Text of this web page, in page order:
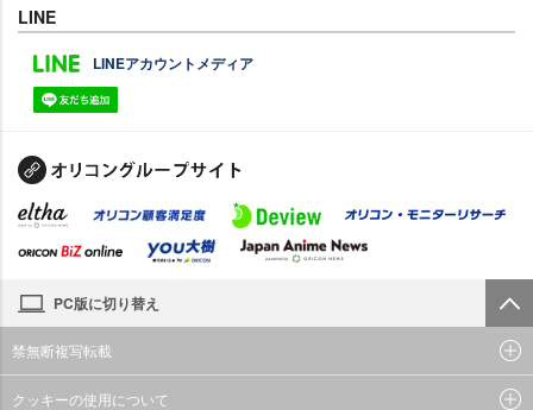
LINE
LINEアカウントメディア
PC版に切り替え
禁無断複写転載
クッキーの使用について